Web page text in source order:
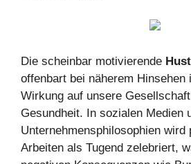
Die scheinbar motivierende
offenbart bei näherem
Wirkung auf unsere
Gesundheit. In sozialen Medien
Unternehmensphilosophien wird
Arbeiten als Tugend zelebriert,